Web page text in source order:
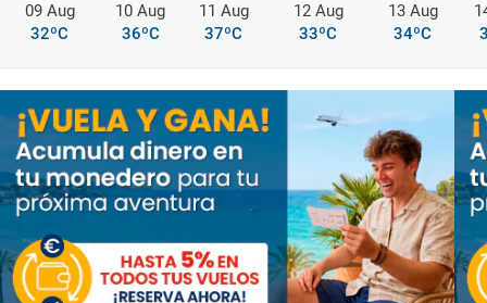
09 Aug
32ºC
10 Aug
36ºC
11 Aug
37ºC
12 Aug
33ºC
13 Aug
34ºC